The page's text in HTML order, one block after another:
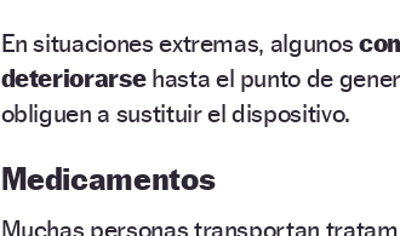
En situaciones extremas, algunos
deteriorarsehasta el punto de
obliguen a sustituir el dispositivo.
Medicamentos
Muchas personas transportan